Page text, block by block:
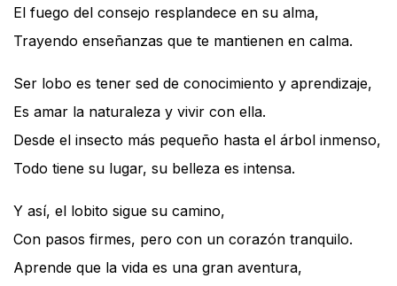
El fuego del consejo resplandece en su alma,
Trayendo enseñanzas que te mantienen en calma.
Ser lobo es tener sed de conocimiento y aprendizaje,
Es amar la naturaleza y vivir con ella.
Desde el insecto más pequeño hasta el árbol inmenso,
Todo tiene su lugar, su belleza es intensa.
Y así, el lobito sigue su camino,
Con pasos firmes, pero con un corazón tranquilo.
Aprende que la vida es una gran aventura,